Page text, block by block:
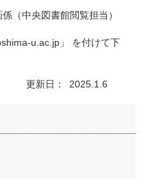
（中央図書館閲覧担当）
u.ac.jp」 を付けて下
更新日 2025.1.6